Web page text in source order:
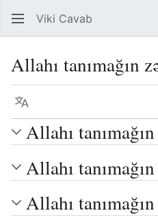
Viki Cavab
Allahı tanımağın
Dil
Allahı
Allahı
Allahı